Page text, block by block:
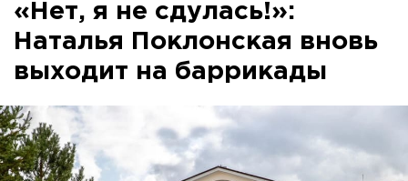
«Нет, я не сдулась!»:
Наталья Поклонская вновь
выходит на баррикады